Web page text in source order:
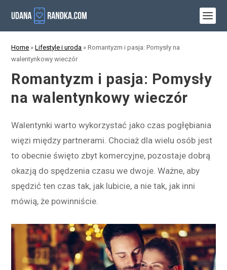
Home »Lifestyle i uroda »Romantyzm i pasja: Pomysły na
walentynkowy wieczór
Romantyzm i pasja: Pomysły
na walentynkowy wieczór
Walentynki warto wykorzystać jako czas pogłębiania
więzi między partnerami. Chociaż dla wielu osób jest
to obecnie święto zbyt komercyjne, pozostaje dobrą
okazją do spędzenia czasu we dwoje. Ważne, aby
spędzić ten czas tak, jak lubicie, a nie tak, jak inni
mówią, że powinniście.